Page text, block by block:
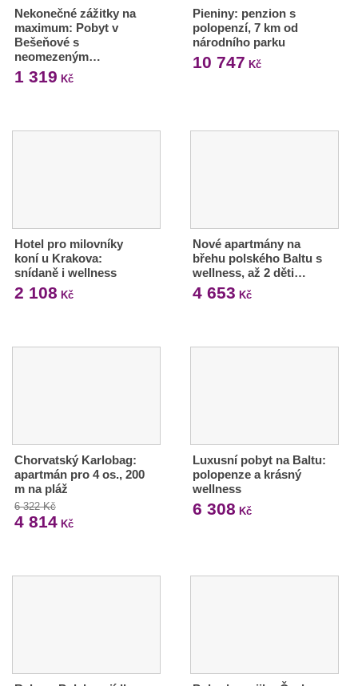
Nekonečné zážitky na
maximum: Pobyt v
Bešeňové s
neomezeným…
1 319 Kč
Pieniny: penzion s
polopenzí, 7 km od
národního parku
10 747 Kč
Hotel pro milovníky
koní u Krakova:
snídaně i wellness
2 108 Kč
Nové apartmány na
břehu polského Baltu s
wellness, až 2 děti…
4 653 Kč
Chorvatský Karlobag:
apartmán pro 4 os., 200
m na pláž
6 322 Kč
4 814 Kč
Luxusní pobyt na Baltu:
polopenze a krásný
wellness
6 308 Kč